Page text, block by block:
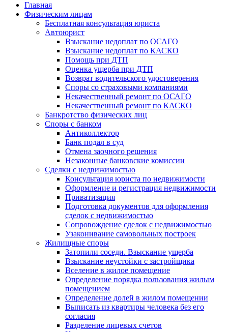
Главная
Физическим лицам
Бесплатная консультация юриста
Автоюрист
Взыскание недоплат по ОСАГО
Взыскание недоплат по КАСКО
Помощь при ДТП
Оценка ущерба при ДТП
Возврат водительского удостоверения
Споры со страховыми компаниями
Некачественный ремонт по ОСАГО
Некачественный ремонт по КАСКО
Банкротство физических лиц
Споры с банком
Антиколлектор
Банк подал в суд
Отмена заочного решения
Незаконные банковские комиссии
Сделки с недвижимостью
Консультация юриста по недвижимости
Оформление и регистрация недвижимости
Приватизация
Подготовка документов для оформления
сделок с недвижимостью
Сопровождение сделок с недвижимостью
Узаконивание самовольных построек
Жилищные споры
Затопили соседи. Взыскание ущерба
Взыскание неустойки с застройщика
Вселение в жилое помещение
Определение порядка пользования жилым
помещением
Определение долей в жилом помещении
Выписать из квартиры человека без его
согласия
Разделение лицевых счетов